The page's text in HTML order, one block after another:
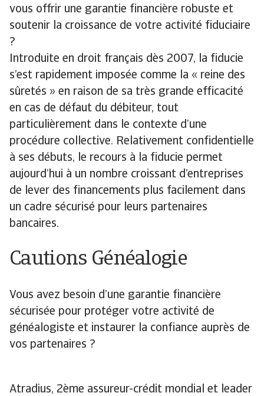
vous offrir une garantie financière robuste et
soutenir la croissance de votre activité fiduciaire
?
Introduite en droit français dès 2007, la fiducie
s’est rapidement imposée comme la « reine des
sûretés » en raison de sa très grande efficacité
en cas de défaut du débiteur, tout
particulièrement dans le contexte d’une
procédure collective. Relativement confidentielle
à ses débuts, le recours à la fiducie permet
aujourd’hui à un nombre croissant d’entreprises
de lever des financements plus facilement dans
un cadre sécurisé pour leurs partenaires
bancaires.
Cautions Généalogie
Vous avez besoin d’une garantie financière
sécurisée pour protéger votre activité de
généalogiste et instaurer la confiance auprès de
vos partenaires ?
Atradius, 2ème assureur-crédit mondial et leader